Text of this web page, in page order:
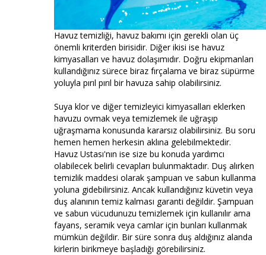
Havuz temizliği, havuz bakımı için gerekli olan üç
önemli kriterden birisidir. Diğer ikisi ise havuz
kimyasalları ve havuz dolaşımıdır. Doğru ekipmanları
kullandığınız sürece biraz fırçalama ve biraz süpürme
yoluyla pırıl pırıl bir havuza sahip olabilirsiniz.
Suya klor ve diğer temizleyici kimyasalları eklerken
havuzu ovmak veya temizlemek ile uğraşıp
uğraşmama konusunda kararsız olabilirsiniz. Bu soru
hemen hemen herkesin aklına gelebilmektedir.
Havuz Ustası'nın ise size bu konuda yardımcı
olabilecek belirli cevapları bulunmaktadır. Duş alırken
temizlik maddesi olarak şampuan ve sabun kullanma
yoluna gidebilirsiniz. Ancak kullandığınız küvetin veya
duş alanının temiz kalması garanti değildir. Şampuan
ve sabun vücudunuzu temizlemek için kullanılır ama
fayans, seramik veya camlar için bunları kullanmak
mümkün değildir. Bir süre sonra duş aldığınız alanda
kirlerin birikmeye başladığı görebilirsiniz.